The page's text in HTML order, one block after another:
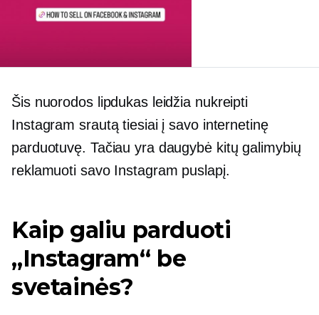
Šis nuorodos lipdukas leidžia nukreipti
Instagram srautą tiesiai į savo internetinę
parduotuvę. Tačiau yra daugybė kitų galimybių
reklamuoti savo Instagram puslapį.
Kaip galiu parduoti
„Instagram“ be
svetainės?